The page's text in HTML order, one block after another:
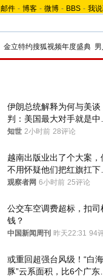
邮件 - 博客 - 微博 - BBS - 我
金立特约搜狐视频年度盛典
伊朗总统解释为何与美谈
判：美国最大对手就是中
国，但他们也在对话
知世 2小时前 28评论
越南出版业出了个大案，
不用怀疑他们把红旗扛下
的决心
观察者网 6小时前 25评论
公交车空调费超标，扣司
钱？
中国新闻周刊 昨天22:31 94
或重回超强台风级！“白海
豚”云系面积，比6个广东还